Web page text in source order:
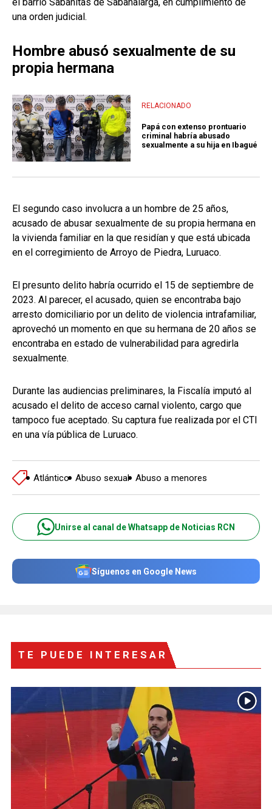
el barrio Sabanitas de Sabanalarga, en cumplimiento de
una orden judicial.
Hombre abusó sexualmente de su
propia hermana
RELACIONADO
Papá con extenso prontuario
criminal habría abusado
sexualmente a su hija en Ibagué
El segundo caso involucra a un hombre de 25 años,
acusado de abusar sexualmente de su propia hermana en
la vivienda familiar en la que residían y que está ubicada
en el corregimiento de Arroyo de Piedra, Luruaco.
El presunto delito habría ocurrido el 15 de septiembre de
2023. Al parecer, el acusado, quien se encontraba bajo
arresto domiciliario por un delito de violencia intrafamiliar,
aprovechó un momento en que su hermana de 20 años se
encontraba en estado de vulnerabilidad para agredirla
sexualmente.
Durante las audiencias preliminares, la Fiscalía imputó al
acusado el delito de acceso carnal violento, cargo que
tampoco fue aceptado. Su captura fue realizada por el CTI
en una vía pública de Luruaco.
Atlántico Abuso sexual Abuso a menores
Unirse al canal de Whatsapp de Noticias RCN
Síguenos en Google News
TE PUEDE INTERESAR